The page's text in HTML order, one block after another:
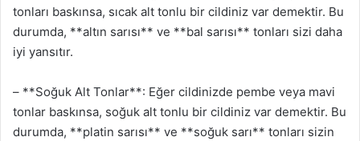
tonları baskınsa, sıcak alt tonlu bir cildiniz var demektir. Bu
durumda, **altın sarısı** ve **bal sarısı** tonları sizi daha
iyi yansıtır.
– **Soğuk Alt Tonlar**: Eğer cildinizde pembe veya mavi
tonlar baskınsa, soğuk alt tonlu bir cildiniz var demektir. Bu
durumda, **platin sarısı** ve **soğuk sarı** tonları sizin